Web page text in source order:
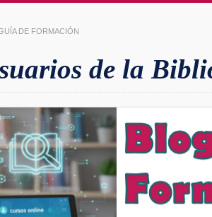
DE FORMACIÓN
de la